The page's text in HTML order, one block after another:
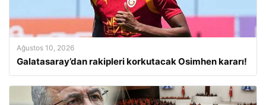
Ağustos 10, 2026
Galatasaray’dan rakipleri korkutacak Osimhen kararı!